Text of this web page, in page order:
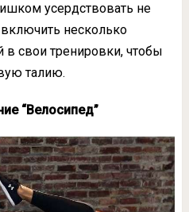
усердствовать не
включить несколько
свои тренировки, чтобы
талию.
“Велосипед”